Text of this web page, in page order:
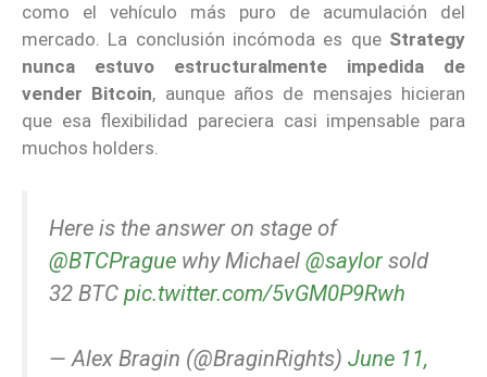
como el vehículo más puro de acumulación del
mercado. La conclusión incómoda es que Strategy
nunca estuvo estructuralmente impedida de
vender Bitcoin, aunque años de mensajes hicieran
que esa flexibilidad pareciera casi impensable para
muchos holders.
Here is the answer on stage of
@BTCPrague why Michael @saylor sold
32 BTC pic.twitter.com/5vGM0P9Rwh
— Alex Bragin (@BraginRights) June 11,